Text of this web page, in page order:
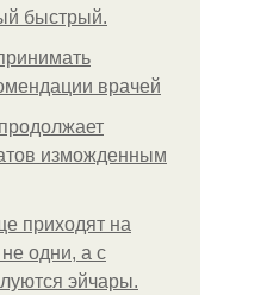
быстрый.
врачей
изможденным
приходят на
одни, а с
эйчары.